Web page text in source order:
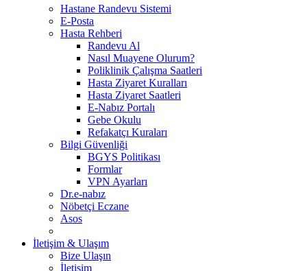
Hastane Randevu Sistemi
E-Posta
Hasta Rehberi
Randevu Al
Nasıl Muayene Olurum?
Poliklinik Çalışma Saatleri
Hasta Ziyaret Kuralları
Hasta Ziyaret Saatleri
E-Nabız Portalı
Gebe Okulu
Refakatçı Kuraları
Bilgi Güvenliği
BGYS Politikası
Formlar
VPN Ayarları
Dr.e-nabız
Nöbetçi Eczane
Asos
İletişim & Ulaşım
Bize Ulaşın
İletişim